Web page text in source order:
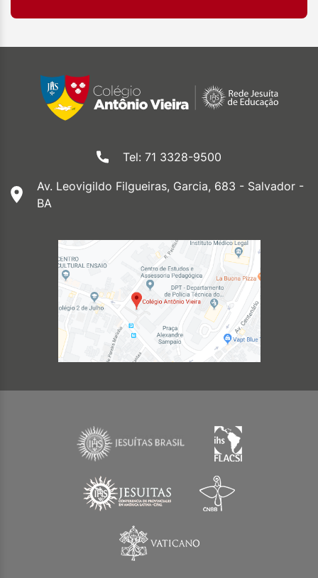
Tel: 71 3328-9500
Av. Leovigildo Filgueiras, Garcia, 683 - Salvador -
BA